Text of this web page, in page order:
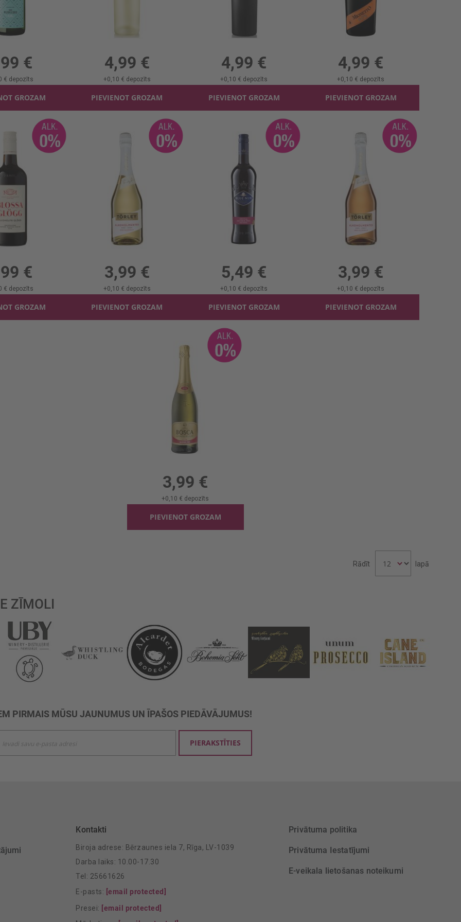
B/a 0%
€
€ depozīts
GROZAM
4,99 €
+0,10 € depozīts
PIEVIENOT GROZAM
Vīns Freixenet Sarkans B/a 0%
4,99 €
+0,10 € depozīts
PIEVIENOT GROZAM
Dzirkst.vīns Mionetto B/a 0%
4,99 €
+0,10 € depozīts
PIEVIENOT GROZAM
Vinglogg b/a
€
€ depozīts
GROZAM
Dzirkst.vīns Torley Balts B/a 0%
3,99 €
+0,10 € depozīts
PIEVIENOT GROZAM
Sarkanv. Blue Nun Light Red B/a 0%
5,49 €
+0,10 € depozīts
PIEVIENOT GROZAM
Dzirkst.vīns Torley Rose B/a 0%
3,99 €
+0,10 € depozīts
PIEVIENOT GROZAM
3,99 €
+0,10 € depozīts
PIEVIENOT GROZAM
currently reading page Rādīt lapā
ZĪMOLI
PIRMAIS MŪSU JAUNUMUS UN ĪPAŠOS PIEDĀVĀJUMUS!
PIERAKSTĪTIES
Kontakti
Biroja adrese: Bērzaunes iela 7, Rīga, LV-1039
Darba laiks: 10.00-17.30
Tel: 25661626
E-pasts: [email protected]
Presei: [email protected]
Privātuma politika
Privātuma Iestatījumi
E-veikala lietošanas noteikumi